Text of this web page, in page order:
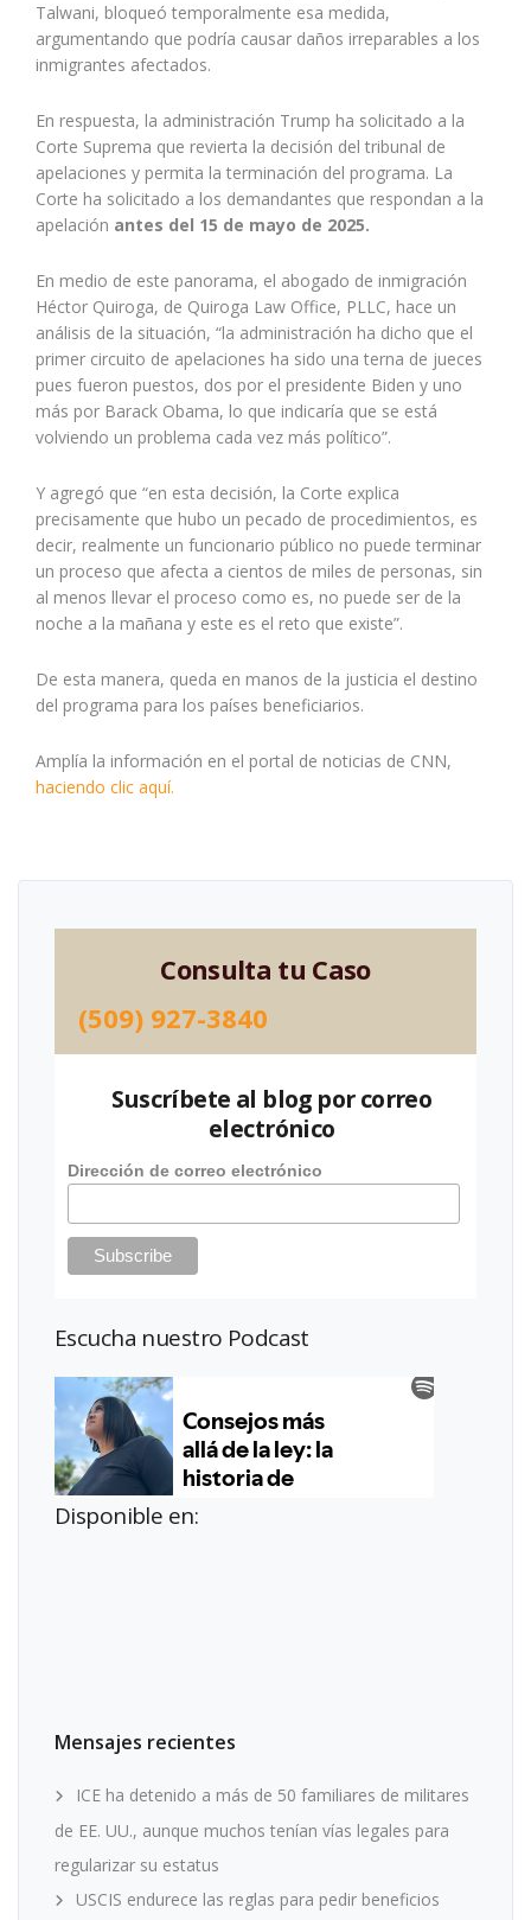
Talwani, bloqueó temporalmente esa medida,
argumentando que podría causar daños irreparables a los
inmigrantes afectados.
En respuesta, la administración Trump ha solicitado a la
Corte Suprema que revierta la decisión del tribunal de
apelaciones y permita la terminación del programa. La
Corte ha solicitado a los demandantes que respondan a la
apelación antes del 15 de mayo de 2025.
En medio de este panorama, el abogado de inmigración
Héctor Quiroga, de Quiroga Law Office, PLLC, hace un
análisis de la situación, “la administración ha dicho que el
primer circuito de apelaciones ha sido una terna de jueces
pues fueron puestos, dos por el presidente Biden y uno
más por Barack Obama, lo que indicaría que se está
volviendo un problema cada vez más político”.
Y agregó que “en esta decisión, la Corte explica
precisamente que hubo un pecado de procedimientos, es
decir, realmente un funcionario público no puede terminar
un proceso que afecta a cientos de miles de personas, sin
al menos llevar el proceso como es, no puede ser de la
noche a la mañana y este es el reto que existe”.
De esta manera, queda en manos de la justicia el destino
del programa para los países beneficiarios.
Amplía la información en el portal de noticias de CNN,
haciendo clic aquí.
Consulta tu Caso
(509) 927-3840
Suscríbete al blog por correo
electrónico
Dirección de correo electrónico
Escucha nuestro Podcast
Disponible en:
Mensajes recientes
ICE ha detenido a más de 50 familiares de militares
de EE. UU., aunque muchos tenían vías legales para
regularizar su estatus
USCIS endurece las reglas para pedir beneficios